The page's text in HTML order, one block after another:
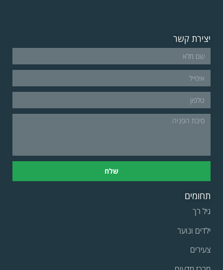
יצירת קשר
שלח
תחומים
גיל רך
ילדים ונוער
צעירים